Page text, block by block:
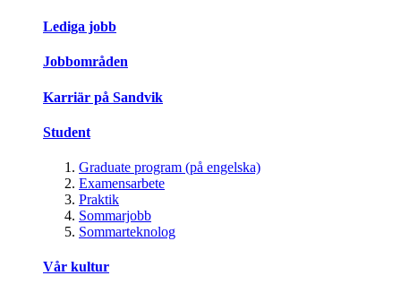
Lediga jobb
Jobbområden
Karriär på Sandvik
Student
Graduate program (på engelska)
Examensarbete
Praktik
Sommarjobb
Sommarteknolog
Vår kultur